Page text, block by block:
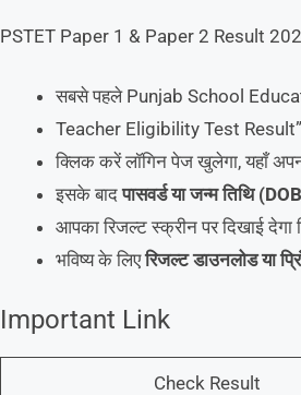
PSTET Paper 1 & Paper 2 Result
सबसे पहले Punjab School
Teacher Eligibility Test
क्लिक करें लॉगिन पेज खुलेगा, यहाँ
इसके बादपासवर्ड या जन्म तिथि
आपका रिजल्ट स्क्रीन पर दिखाई
भविष्य के लिएरिजल्ट डाउनलोड या
Important Link
Check Result